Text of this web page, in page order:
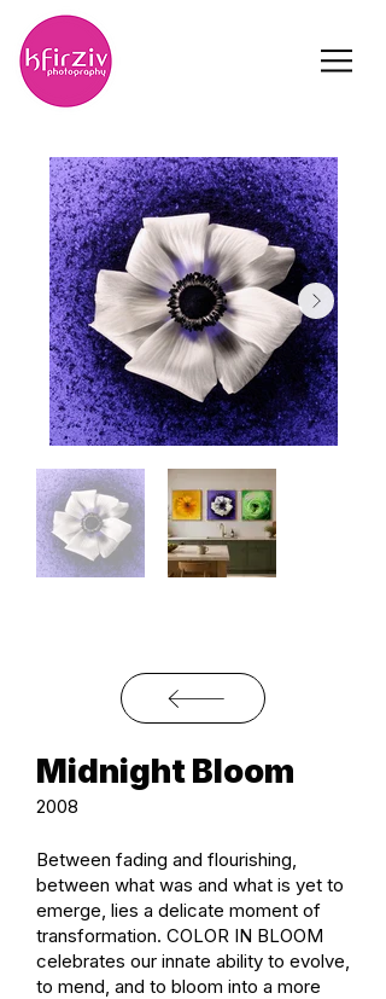
Midnight Bloom
2008
Between fading and flourishing,
between what was and what is yet to
emerge, lies a delicate moment of
transformation. COLOR IN BLOOM
celebrates our innate ability to evolve,
to mend, and to bloom into a more